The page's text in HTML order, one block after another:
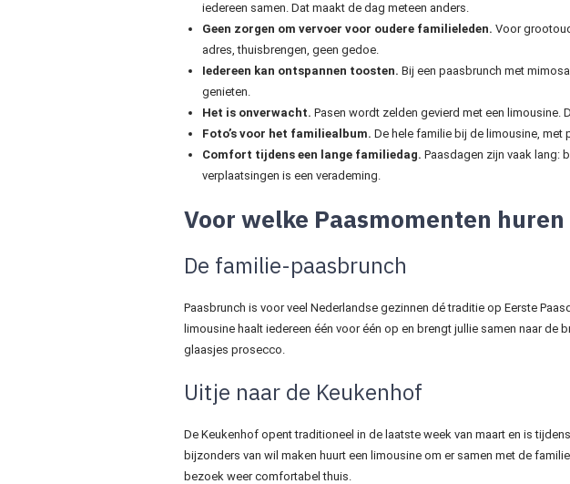
iedereen samen. Dat maakt de dag meteen anders.
Geen zorgen om vervoer voor oudere familieleden. Voor
adres, thuisbrengen, geen gedoe.
Iedereen kan ontspannen toosten. Bij een paasbrunch met
genieten.
Het is onverwacht. Pasen wordt zelden gevierd met een
Foto’s voor het familiealbum. De hele familie bij de limousine, met
Comfort tijdens een lange familiedag. Paasdagen zijn vaak lang:
verplaatsingen is een verademing.
Voor welke Paasmomenten
De familie-paasbrunch
Paasbrunch is voor veel Nederlandse gezinnen dé traditie op Eerste
limousine haalt iedereen één voor één op en brengt jullie samen naar
glaasjes prosecco.
Uitje naar de Keukenhof
De Keukenhof opent traditioneel in de laatste week van maart en is
bijzonders van wil maken huurt een limousine om er samen met de
bezoek weer comfortabel thuis.